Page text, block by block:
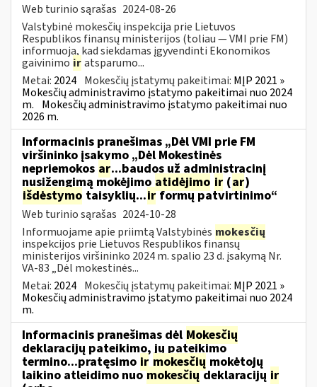
Web turinio sąrašas 2024-08-26
Valstybinė mokesčių inspekcija prie Lietuvos
Respublikos finansų ministerijos (toliau — VMI prie FM)
informuoja, kad siekdamas įgyvendinti Ekonomikos
gaivinimo iratsparumo...
Metai: 2024 Mokesčių įstatymų pakeitimai: MĮP 2021 »
Mokesčių administravimo įstatymo pakeitimai nuo 2024
m. Mokesčių administravimo įstatymo pakeitimai nuo
2026 m.
Informacinis pranešimas „Dėl VMI prie FM
viršininko įsakymo „Dėl Mokestinės
nepriemokos ar...baudos už administracinį
nusižengimą mokėjimo atidėjimo ir (ar)
išdėstymo taisyklių...irformų patvirtinimo“
Web turinio sąrašas 2024-10-28
Informuojame apie priimtą Valstybinės mokesčių
inspekcijos prie Lietuvos Respublikos finansų
ministerijos viršininko 2024 m. spalio 23 d. įsakymą Nr.
VA-83 „Dėl mokestinės...
Metai: 2024 Mokesčių įstatymų pakeitimai: MĮP 2021 »
Mokesčių administravimo įstatymo pakeitimai nuo 2024
m.
Informacinis pranešimas dėl Mokesčių
deklaracijų pateikimo, jų pateikimo
termino...pratęsimo ir mokesčių mokėtojų
laikino atleidimo nuomokesčiųdeklaracijų ir